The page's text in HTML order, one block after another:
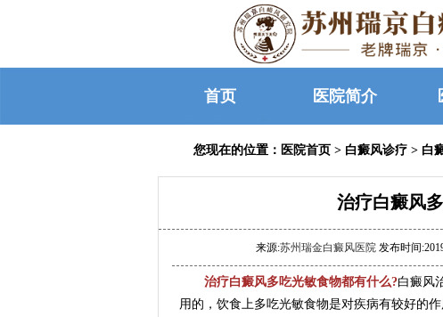
首页 医院简介
您现在的位置： 医院首页 > 白癜风诊疗 > 白
治疗白癜风
来源:苏州瑞金白癜风医院 发布时间
治疗白癜风多吃光敏食物都有什么?白癜风
用的，饮食上多吃光敏食物是对疾病有较好的作